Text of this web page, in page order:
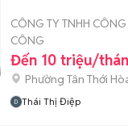
CÔNG TY TNHH
CÔNG
Đến 10 triệu/
Phường Tân Thới
Thái Thị Điệp